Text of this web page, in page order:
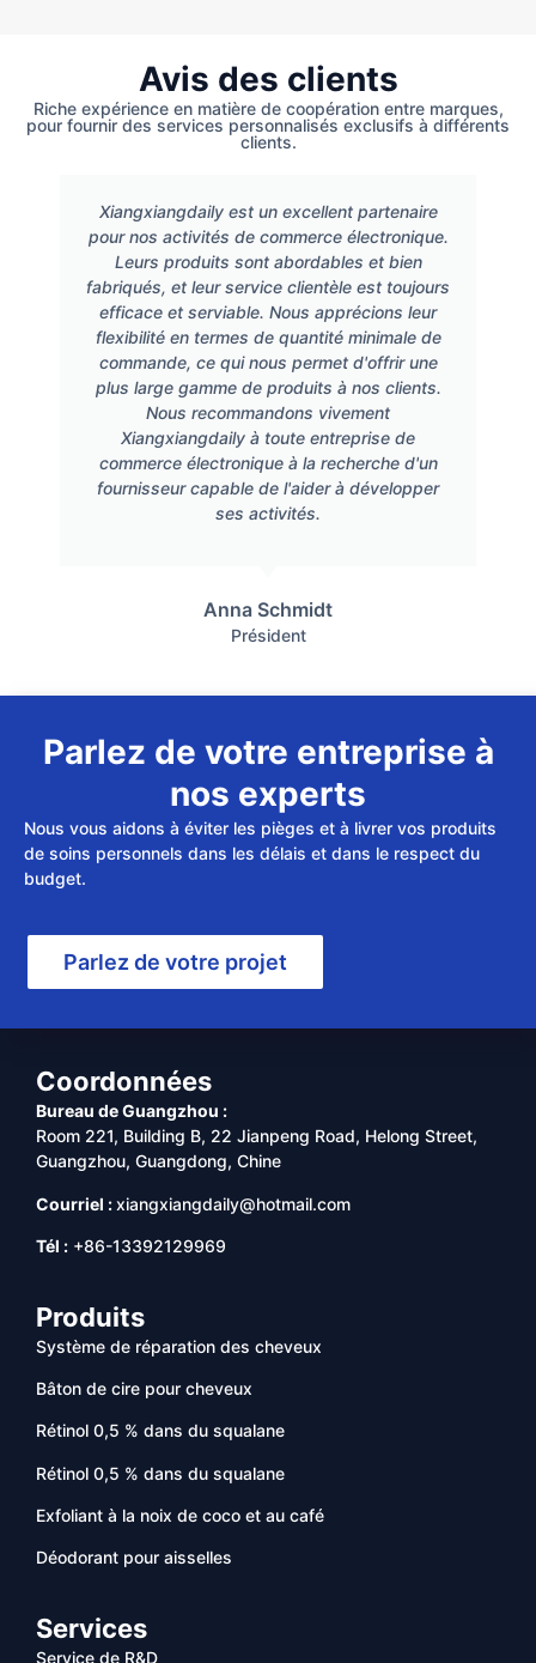
Avis des clients
Riche expérience en matière de coopération entre marques,
pour fournir des services personnalisés exclusifs à différents
clients.
Xiangxiangdaily est un excellent partenaire
pour nos activités de commerce électronique.
Leurs produits sont abordables et bien
fabriqués, et leur service clientèle est toujours
efficace et serviable. Nous apprécions leur
flexibilité en termes de quantité minimale de
commande, ce qui nous permet d'offrir une
plus large gamme de produits à nos clients.
Nous recommandons vivement
Xiangxiangdaily à toute entreprise de
commerce électronique à la recherche d'un
fournisseur capable de l'aider à développer
ses activités.
Anna Schmidt
Président
Parlez de votre entreprise à
nos experts
Nous vous aidons à éviter les pièges et à livrer vos produits
de soins personnels dans les délais et dans le respect du
budget.
Parlez de votre projet
Coordonnées
Bureau de Guangzhou :
Room 221, Building B, 22 Jianpeng Road, Helong Street,
Guangzhou, Guangdong, Chine
Courriel :xiangxiangdaily@hotmail.com
Tél : +86-13392129969
Produits
Système de réparation des cheveux
Bâton de cire pour cheveux
Rétinol 0,5 % dans du squalane
Rétinol 0,5 % dans du squalane
Exfoliant à la noix de coco et au café
Déodorant pour aisselles
Services
Service de R&D